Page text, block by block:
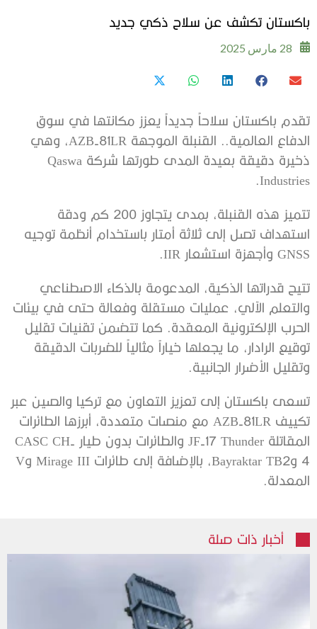
باكستان تكشف عن سلاح ذكي جديد
28 مارس 2025
تقدم باكستان سلاحاً جديداً يعزز مكانتها في سوق
الدفاع العالمية.. القنبلة الموجهة AZB-81LR، وهي
ذخيرة دقيقة بعيدة المدى طورتها شركة Qaswa
Industries.
تتميز هذه القنبلة، بمدى يتجاوز 200 كم ودقة
استهداف تصل إلى ثلاثة أمتار باستخدام أنظمة توجيه
GNSS وأجهزة استشعار IIR.
تتيح قدراتها الذكية، المدعومة بالذكاء الاصطناعي
والتعلم الآلي، عمليات مستقلة وفعالة حتى في بيئات
الحرب الإلكترونية المعقدة. كما تتضمن تقنيات تقليل
توقيع الرادار، ما يجعلها خياراً مثالياً للضربات الدقيقة
وتقليل الأضرار الجانبية.
تسعى باكستان إلى تعزيز التعاون مع تركيا والصين عبر
تكييف AZB-81LR مع منصات متعددة، أبرزها الطائرات
المقاتلة JF-17 Thunder والطائرات بدون طيار CASC CH-
4 وBayraktar TB2، بالإضافة إلى طائرات Mirage III وV
المعدلة.
أخبار ذات صلة